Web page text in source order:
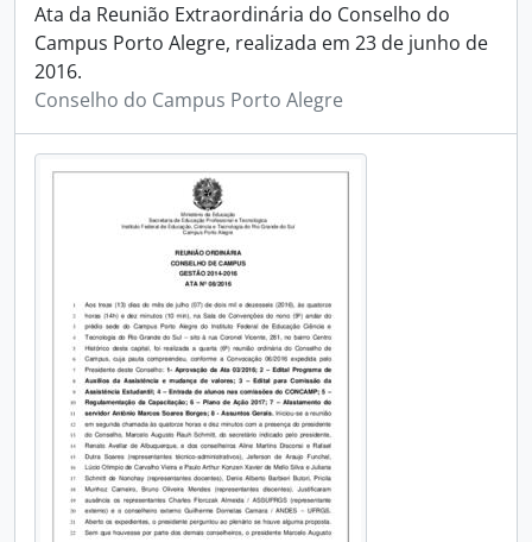
Ata da Reunião Extraordinária do Conselho do
Campus Porto Alegre, realizada em 23 de junho de
2016.
Conselho do Campus Porto Alegre